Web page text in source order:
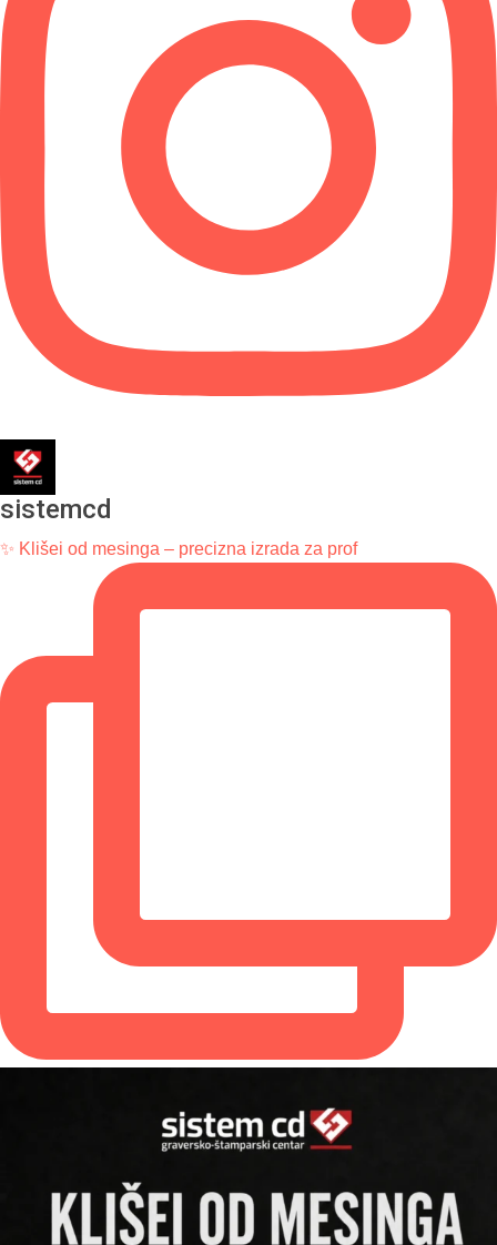
sistemcd
✨ Klišei od mesinga – precizna izrada za prof